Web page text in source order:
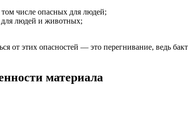
числе опасных для людей;
для людей и животных;
от этих опасностей — это перегнивание, ведь
материала